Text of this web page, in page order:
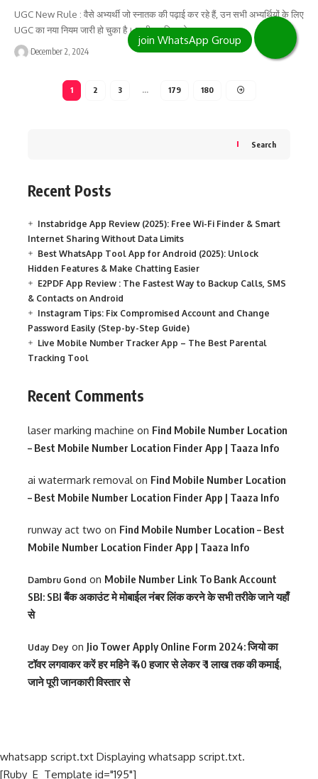
UGC New Rule : वैसे अभ्यर्थी जो स्नातक की पढ़ाई कर रहे हैं, उन सभी अभ्यर्थियों के लिए
UGC का नया नियम जारी हो चुका है। जारी नए नियम के…
December 2, 2024
1 2 3 … 179 180
Search
Recent Posts
Instabridge App Review (2025): Free Wi-Fi Finder & Smart
Internet Sharing Without Data Limits
Best WhatsApp Tool App for Android (2025): Unlock
Hidden Features & Make Chatting Easier
E2PDF App Review : The Fastest Way to Backup Calls, SMS
& Contacts on Android
Instagram Tips: Fix Compromised Account and Change
Password Easily (Step-by-Step Guide)
Live Mobile Number Tracker App – The Best Parental
Tracking Tool
Recent Comments
laser marking machine on Find Mobile Number Location
– Best Mobile Number Location Finder App | Taaza Info
ai watermark removal on Find Mobile Number Location
– Best Mobile Number Location Finder App | Taaza Info
runway act two on Find Mobile Number Location – Best
Mobile Number Location Finder App | Taaza Info
Dambru Gond on Mobile Number Link To Bank Account
SBI: SBI बैंक अकाउंट मे मोबाईल नंबर लिंक करने के सभी तरीके जाने यहाँ
से
Uday Dey on Jio Tower Apply Online Form 2024: जियो का
टॉवर लगवाकर करें हर महिने ₹ 40 हजार से लेकर ₹ 1 लाख तक की कमाई,
जाने पूरी जानकारी विस्तार से
whatsapp script.txt Displaying whatsapp script.txt.
[Ruby_E_Template id="195"]